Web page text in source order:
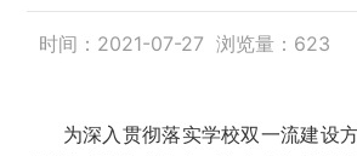
时间：2021-07-27 浏览量： 623
为深入贯彻落实学校双一流建设